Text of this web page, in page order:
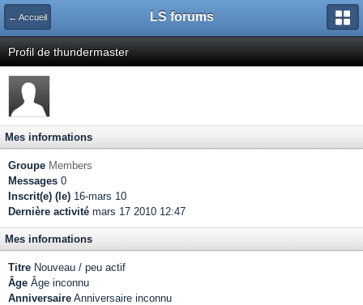
← Accueil LS forums
Profil de thundermaster
Mes informations
Groupe Members
Messages 0
Inscrit(e) (le) 16-mars 10
Dernière activité mars 17 2010 12:47
Mes informations
Titre Nouveau / peu actif
Âge Âge inconnu
Anniversaire Anniversaire inconnu